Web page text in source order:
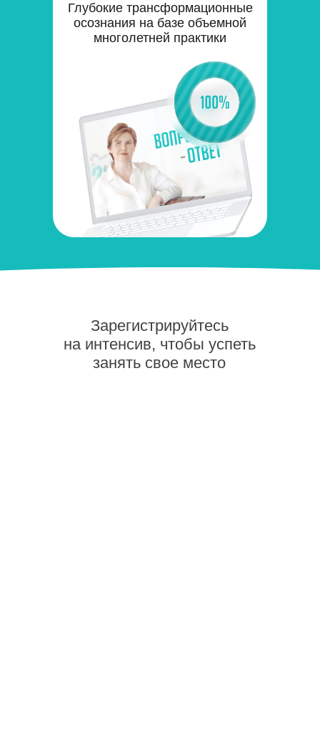
Глубокие трансформационные
осознания на базе объемной
многолетней практики
Зарегистрируйтесь
на интенсив, чтобы успеть
занять свое место